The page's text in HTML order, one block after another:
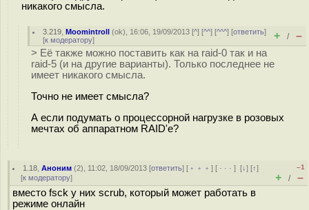
никакого смысла.
3.219 ,Moomintroll (ok), 16:06, 19/09/2013 [^] [^^] [^^^] [ответить]
[к модератору] + / –
> Её также можно поставить как на raid-0 так и на
raid-5 (и на другие варианты). Только последнее не
имеет никакого смысла.
Точно не имеет смысла?
А если подумать о процессорной нагрузке в розовых
мечтах об аппаратном RAID'е?
1.18 ,Аноним (2), 11:02, 18/09/2013 [ответить] [ ﹢﹢﹢] [ · · ·][↓] [↑]
[к модератору]
–1
+ / –
вместо fsck у них scrub, который может работать в
режиме онлайн